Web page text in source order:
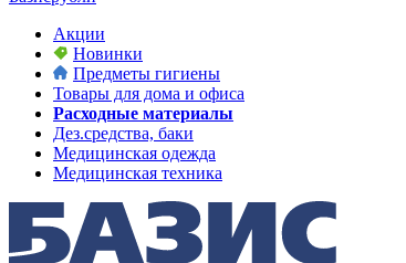
Акции
Новинки
Предметы гигиены
Товары для дома и офиса
Расходные материалы
Дез.средства, баки
Медицинская одежда
Медицинская техника